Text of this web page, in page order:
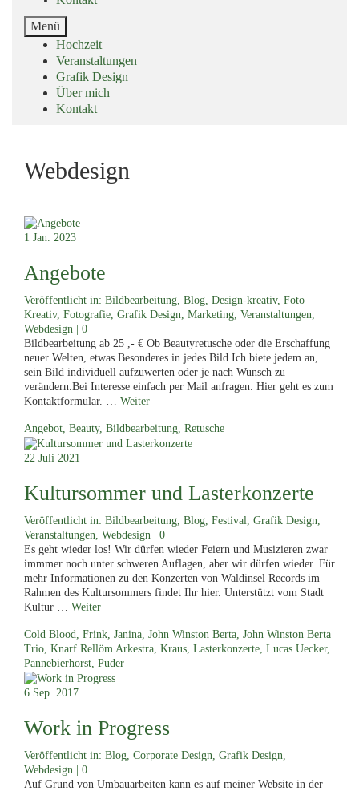
End
of
menu
Menü
Skip
menu
Hochzeit
Veranstaltungen
Grafik Design
Über mich
Kontakt
Webdesign
1 Jan. 2023
Angebote
Veröffentlicht in: Bildbearbeitung, Blog, Design-kreativ, Foto
Kreativ, Fotografie, Grafik Design, Marketing, Veranstaltungen,
Webdesign
0
Bildbearbeitung ab 25 ,- € Ob Beautyretusche oder die Erschaffung
neuer Welten, etwas Besonderes in jedes Bild.Ich biete jedem an,
sein Bild individuell aufzuwerten oder je nach Wunsch zu
verändern.Bei Interesse einfach per Mail anfragen. Hier geht es zum
Kontaktformular. … Weiter
Angebot, Beauty, Bildbearbeitung, Retusche
22 Juli 2021
Kultursommer und Lasterkonzerte
Veröffentlicht in: Bildbearbeitung, Blog, Festival, Grafik Design,
Veranstaltungen, Webdesign
0
Es geht wieder los! Wir dürfen wieder Feiern und Musizieren zwar
immmer noch unter schweren Auflagen, aber wir dürfen wieder. Für
mehr Informationen zu den Konzerten von Waldinsel Records im
Rahmen des Kultursommers findet Ihr hier. Unterstützt vom Stadt
Kultur … Weiter
Cold Blood, Frink, Janina, John Winston Berta, John Winston Berta
Trio, Knarf Rellöm Arkestra, Kraus, Lasterkonzerte, Lucas Uecker,
Pannebierhorst, Puder
6 Sep. 2017
Work in Progress
Veröffentlicht in: Blog Corporate Design Grafik Design
Webdesign
0
Auf Grund von Umbauarbeiten kann es auf meiner Website in der